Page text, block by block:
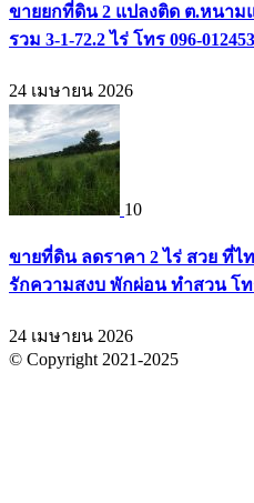
ขายยกที่ดิน 2 แปลงติด ต.หนามแ
รวม 3-1-72.2 ไร่ โทร 096-
24 เมษายน 2026
10
ขายที่ดิน ลดราคา 2 ไร่ สวย ที่
รักความสงบ พักผ่อน ทำสวน โท
24 เมษายน 2026
© Copyright 2021-2025